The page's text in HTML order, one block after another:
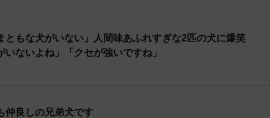
ともな犬がいない」人間味あふれすぎな2匹の犬に爆笑
いないよね」「クセが強いですね」
仲良しの兄弟犬です